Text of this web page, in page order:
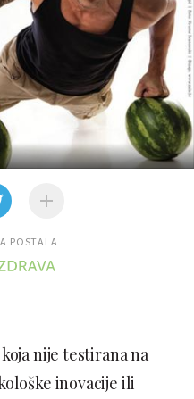
POSTALA
nije testirana na
inovacije ili